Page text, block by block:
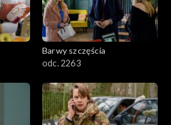
Barwy szczęścia
odc. 2263